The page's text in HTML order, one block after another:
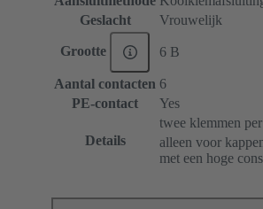
Geslacht
Vrouwelijk
Grootte 6 B
Aantal contacten 6
PE-contact
Yes
Details
twee klemmen
alleen voor
met een hoge